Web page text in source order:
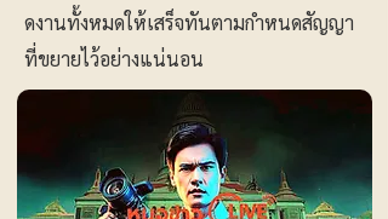
ดงานทั้งหมดให้เสร็จทันตามกำหนดสัญญา
ที่ขยายไว้อย่างแน่นอน